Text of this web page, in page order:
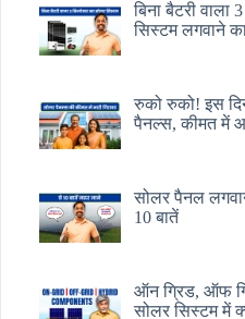
बिना बैटरी वाला
सिस्टम लगवाने
रुको रुको! इस
पैनल्स, कीमत में
सोलर पैनल
10 बातें
ऑन ग्रिड, ऑफ
सोलर सिस्टम में